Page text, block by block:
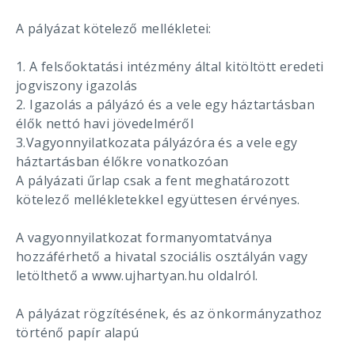
A pályázat kötelező mellékletei:
1. A felsőoktatási intézmény által kitöltött eredeti
jogviszony igazolás
2. Igazolás a pályázó és a vele egy háztartásban
élők nettó havi jövedelméről
3.Vagyonnyilatkozata pályázóra és a vele egy
háztartásban élőkre vonatkozóan
A pályázati űrlap csak a fent meghatározott
kötelező mellékletekkel együttesen érvényes.
A vagyonnyilatkozat formanyomtatványa
hozzáférhető a hivatal szociális osztályán vagy
letölthető a www.ujhartyan.hu oldalról.
A pályázat rögzítésének, és az önkormányzathoz
történő papír alapú